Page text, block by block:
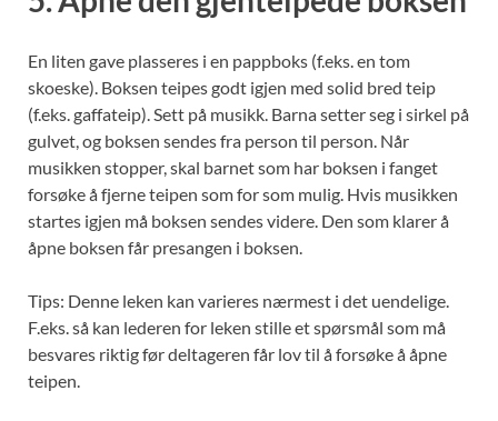
En liten gave plasseres i en pappboks (f.eks. en tom
skoeske). Boksen teipes godt igjen med solid bred teip
(f.eks. gaffateip). Sett på musikk. Barna setter seg i sirkel på
gulvet, og boksen sendes fra person til person. Når
musikken stopper, skal barnet som har boksen i fanget
forsøke å fjerne teipen som for som mulig. Hvis musikken
startes igjen må boksen sendes videre. Den som klarer å
åpne boksen får presangen i boksen.
Tips: Denne leken kan varieres nærmest i det uendelige.
F.eks. så kan lederen for leken stille et spørsmål som må
besvares riktig før deltageren får lov til å forsøke å åpne
teipen.